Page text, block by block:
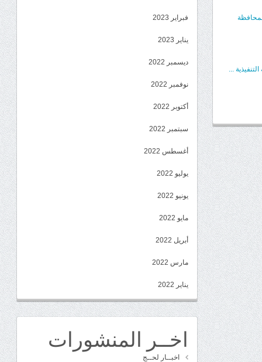
...
فبراير 2023
يناير 2023
ديسمبر 2022
نوفمبر 2022
أكتوبر 2022
سبتمبر 2022
أغسطس 2022
يوليو 2022
يونيو 2022
مايو 2022
أبريل 2022
مارس 2022
يناير 2022
اخــر المنشورات
اخبــار لحــج